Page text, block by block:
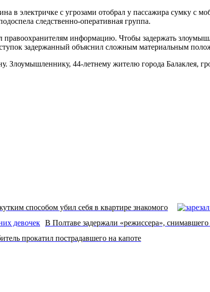
в электричке с угрозами отобрал у пассажира сумку
следственно-оперативная группа.
информацию. Чтобы задержать
задержанный объяснил сложным материальным
Злоумышленнику, 44-летнему жителю города Балаклея,
способом убил себя в квартире знакомого
В Полтаве задержали «режиссера»,
прокатил пострадавшего на капоте